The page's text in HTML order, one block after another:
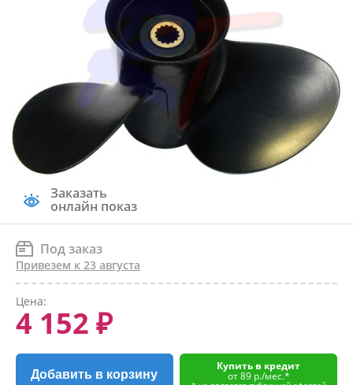
Заказать
онлайн показ
Под заказ
Привезем к 23 августа
Цена:
4 152 ₽
Добавить в корзину
Купить в кредит
от 89 р./мес.*